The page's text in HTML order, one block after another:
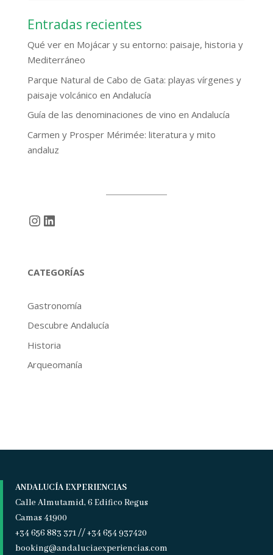
Entradas recientes
Qué ver en Mojácar y su entorno: paisaje, historia y
Mediterráneo
Parque Natural de Cabo de Gata: playas vírgenes y
paisaje volcánico en Andalucía
Guía de las denominaciones de vino en Andalucía
Carmen y Prosper Mérimée: literatura y mito
andaluz
Instagram
LinkedIn
CATEGORÍAS
Gastronomía
Descubre Andalucía
Historia
Arqueomanía
ANDALUCÍA EXPERIENCIAS
Calle Almutamid, 6 Edifico Regus
Camas 41900
+34 656 883 371 // +34 654 937420
booking@andaluciaexperiencias.com